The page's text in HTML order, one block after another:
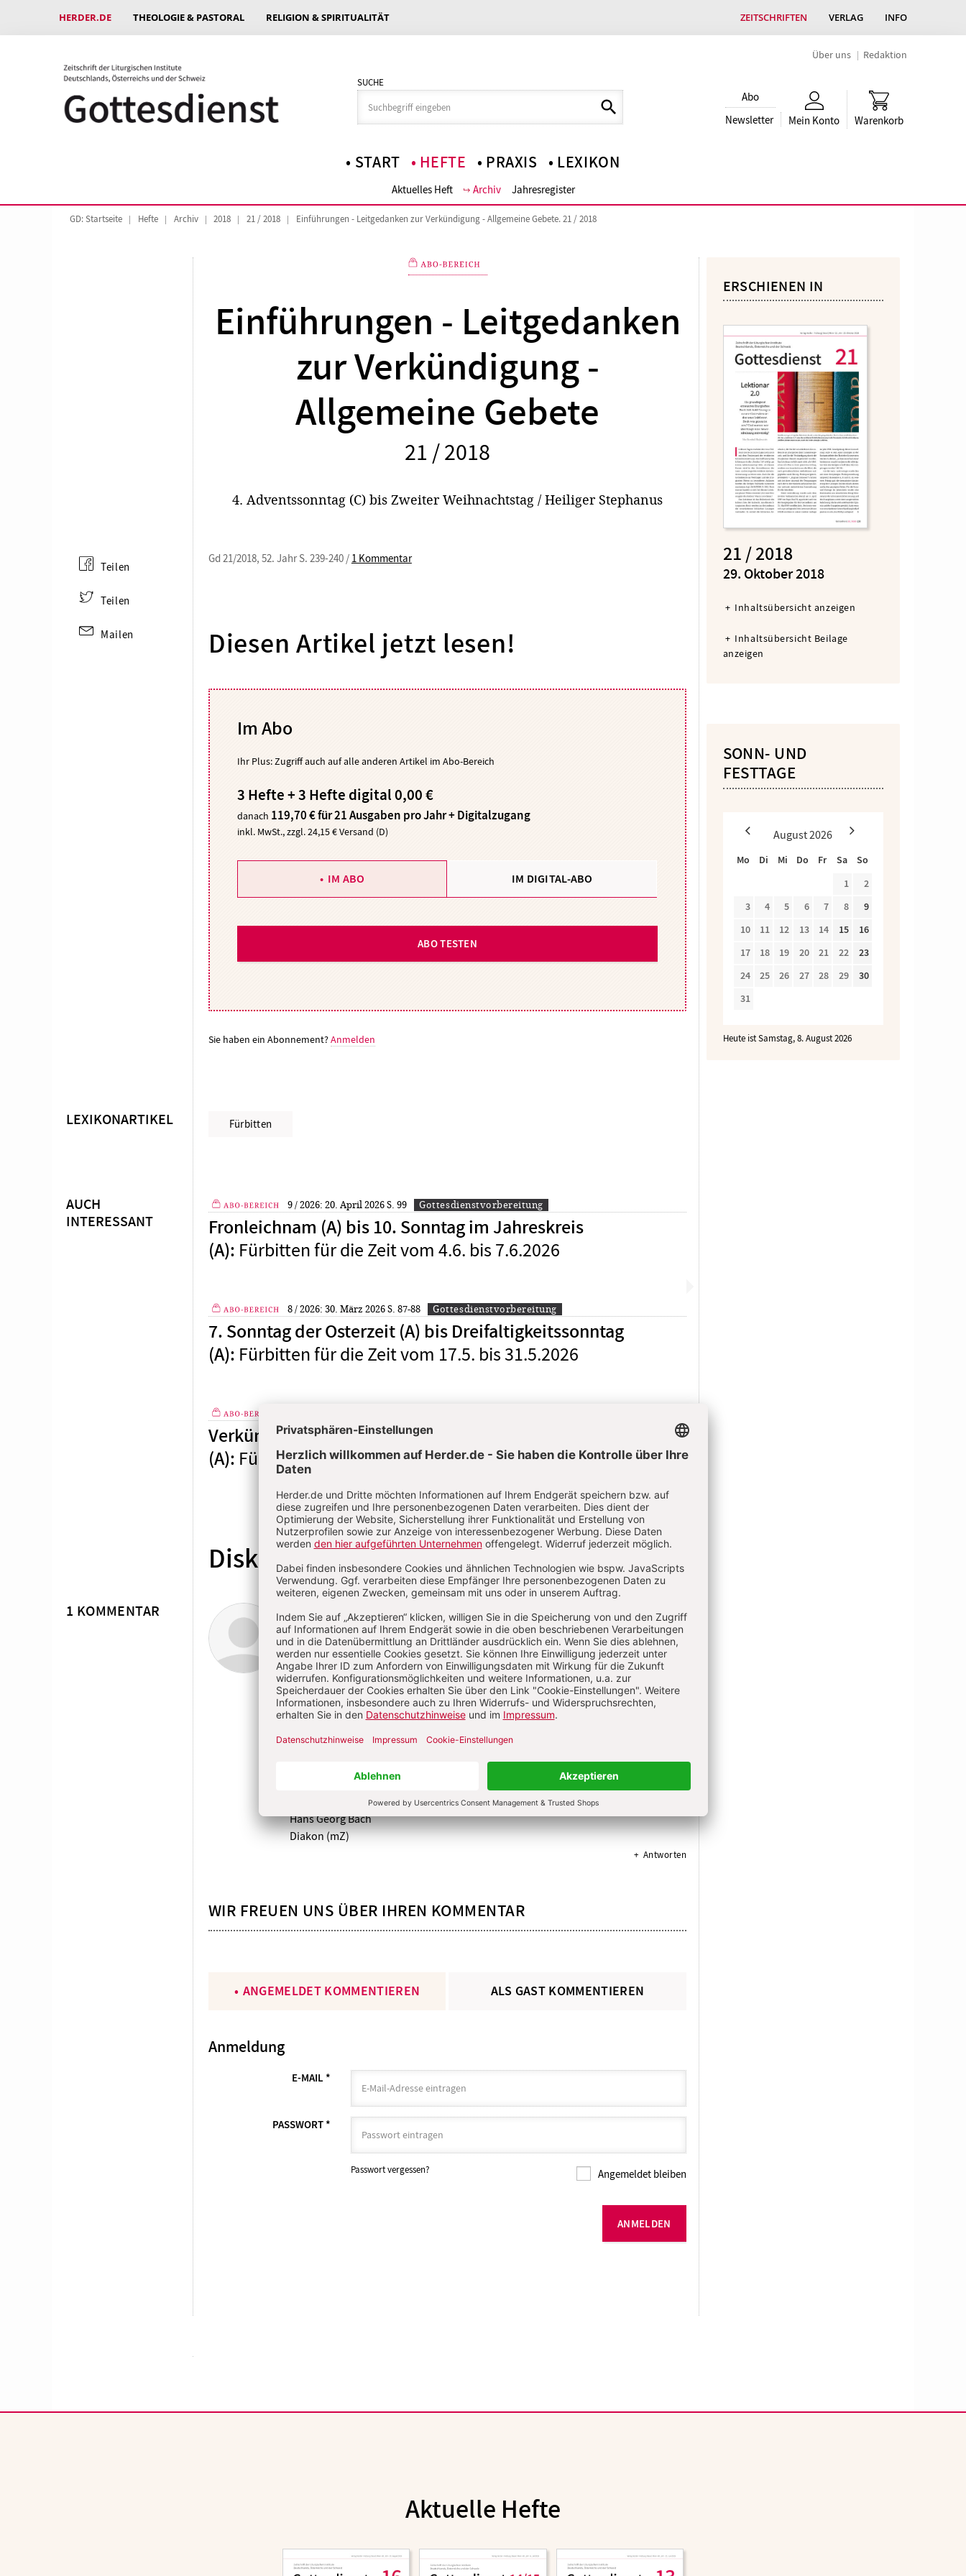
HERDER.DE THEOLOGIE & PASTORAL RELIGION & SPIRITUALITÄT ZEITSCHRIFTEN VERLAG INFO
Über uns Redaktion
SUCHE
Abo
Newsletter
Mein Konto Warenkorb
START HEFTE PRAXIS LEXIKON
Aktuelles Heft Archiv Jahresregister
GD: Startseite Hefte Archiv 2018 21 / 2018 Einführungen - Leitgedanken zur Verkündigung - Allgemeine Gebete. 21 / 2018
Einführungen - Leitgedanken
zur Verkündigung -
Allgemeine Gebete
:
21 / 2018
4. Adventssonntag (C) bis Zweiter Weihnachtstag / Heiliger Stephanus
Gd 21/2018, 52. Jahr S. 239-240 / 1 Kommentar
Diesen Artikel jetzt lesen!
Im Abo
Ihr Plus: Zugriff auch auf alle anderen Artikel im Abo-Bereich
3 Hefte + 3 Hefte digital 0,00 €
danach 119,70 € für 21 Ausgaben pro Jahr + Digitalzugang
inkl. MwSt., zzgl. 24,15 € Versand (D)
IM ABO IM DIGITAL-ABO
ABO TESTEN
Sie haben ein Abonnement?Anmelden
Teilen
Teilen
Mailen
Überschrift
LEXIKONARTIKEL Fürbitten
AUCH
INTERESSANT
Plus
9 / 2026: 20. April 2026S. 99 Gottesdienstvorbereitung
Fronleichnam (A) bis 10. Sonntag im Jahreskreis
(A): Fürbitten für die Zeit vom 4.6. bis 7.6.2026
Plus
8 / 2026: 30. März 2026S. 87-88 Gottesdienstvorbereitung
7. Sonntag der Osterzeit (A) bis Dreifaltigkeitssonntag
(A): Fürbitten für die Zeit vom 17.5. bis 31.5.2026
Plus
Verkündigung des Herrn bis Ostern - In der Nacht
(A): Fürbitten für die Zeit vom 25.3. bis 5.4.2026
Diskussion KOMMENTIEREN
1 KOMMENTAR Von Hans Georg Bach am25.12.2018
Als Diakon befremdet es mich doch sehr, das weder in der Einführung noch bei
den fürbitten erwähnt wird, das Stephanus Diakon war. Es wäre schön, wenn das
an diesem besonderen Festtag Erwähnung finden würde und wenn in den
Fürbitten nicht nur die Priester und die Ordensleute genannt würden, sondern
wenn auch die Diakone dort auftauchen würden, die auch einen wertvollen Dienst
leisten und übrigens auch das Weihesakrament empfangen.
Vielleicht teilen Sie das Frau Nowak einmal als Anregung mit. gegebenenfalls wäre
und im Zivilberuf etwas mehr anerkennende Aufmerksamkeit zu kommen zu
lassen. Nur mal so als Vorschlag für eine Fachzeitschrift.
Mit freundlichen Grüßen und guten Wünschen für das neue Jahr
Hans Georg Bach
Diakon (mZ)
Antworten
WIR FREUEN UNS ÜBER IHREN KOMMENTAR
ANGEMELDET KOMMENTIEREN ALS GAST KOMMENTIEREN
Anmeldung
E-MAIL*
PASSWORT*
Passwort vergessen? Angemeldet bleiben
ANMELDEN
ERSCHIENEN IN
21 / 2018
:
29. Oktober 2018
Inhaltsübersicht anzeigen
Inhaltsübersicht Beilage
anzeigen
SONN- UND
FESTTAGE
August2026
Mo Di Mi Do Fr Sa
So
1
2
3
4 5 6 7 8
9
10
11 12 13 14 15
16
17
18 19 20 21 22
23
24
25 26 27 28 29
30
31
Heute ist Samstag, 8. August 2026
Aktuelle Hefte